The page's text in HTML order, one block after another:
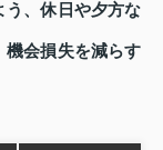
う、休日や夕方な
機会損失を減らす